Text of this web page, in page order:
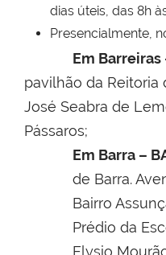
dias úteis, das 8h
Presencialmente,
Em Barreiras
pavilhão da Reitoria
José Seabra de
Pássaros;
Em Barra –
de Barra.
Bairro
Prédio da
Elysio